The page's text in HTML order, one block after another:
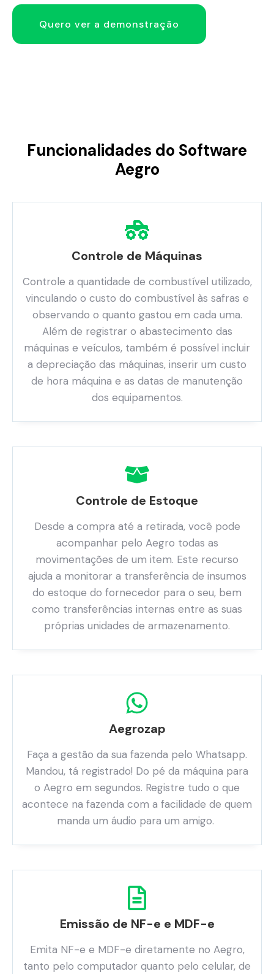
Quero ver a demonstração
Funcionalidades do Software
Aegro
Controle de Máquinas
Controle a quantidade de combustível utilizado,
vinculando o custo do combustível às safras e
observando o quanto gastou em cada uma.
Além de registrar o abastecimento das
máquinas e veículos, também é possível incluir
a depreciação das máquinas, inserir um custo
de hora máquina e as datas de manutenção
dos equipamentos.
Controle de Estoque
Desde a compra até a retirada, você pode
acompanhar pelo Aegro todas as
movimentações de um item. Este recurso
ajuda a monitorar a transferência de insumos
do estoque do fornecedor para o seu, bem
como transferências internas entre as suas
próprias unidades de armazenamento.
Aegrozap
Faça a gestão da sua fazenda pelo Whatsapp.
Mandou, tá registrado! Do pé da máquina para
o Aegro em segundos. Registre tudo o que
acontece na fazenda com a facilidade de quem
manda um áudio para um amigo.
Emissão de NF-e e MDF-e
Emita NF-e e MDF-e diretamente no Aegro,
tanto pelo computador quanto pelo celular, de